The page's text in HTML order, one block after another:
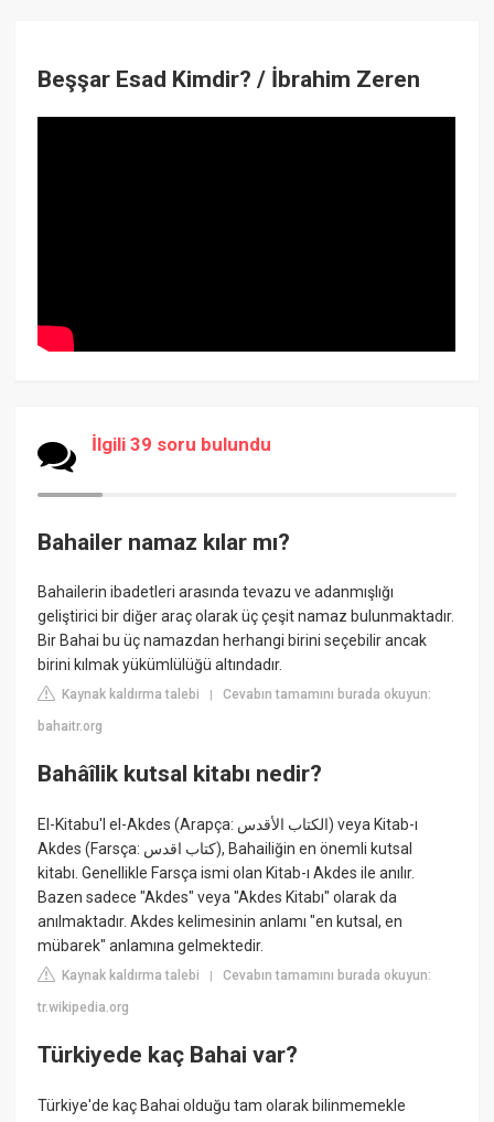
Beşşar Esad Kimdir? / İbrahim Zeren
İlgili 39 soru bulundu
Bahailer namaz kılar mı?
Bahailerin ibadetleri arasında tevazu ve adanmışlığı
geliştirici bir diğer araç olarak üç çeşit namaz bulunmaktadır.
Bir Bahai bu üç namazdan herhangi birini seçebilir ancak
birini kılmak yükümlülüğü altındadır.
Kaynak kaldırma talebi |Cevabın tamamını burada okuyun:
bahaitr.org
Bahâîlik kutsal kitabı nedir?
El-Kitabu'l el-Akdes (Arapça: الكتاب الأقدس) veya Kitab-ı
Akdes (Farsça: كتاب اقدس), Bahailiğin en önemli kutsal
kitabı. Genellikle Farsça ismi olan Kitab-ı Akdes ile anılır.
Bazen sadece "Akdes" veya "Akdes Kitabı" olarak da
anılmaktadır. Akdes kelimesinin anlamı "en kutsal, en
mübarek" anlamına gelmektedir.
Kaynak kaldırma talebi |Cevabın tamamını burada okuyun:
tr.wikipedia.org
Türkiyede kaç Bahai var?
Türkiye'de kaç Bahai olduğu tam olarak bilinmemekle